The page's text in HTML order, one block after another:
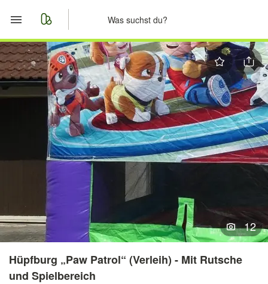
Start
Merkliste
Nachrichten
Anzeige aufgeben
12
Hüpfburg „Paw Patrol“ (Verleih) - Mit Rutsche
und Spielbereich